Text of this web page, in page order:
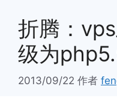
折腾：
级为
2013/09/22 作者